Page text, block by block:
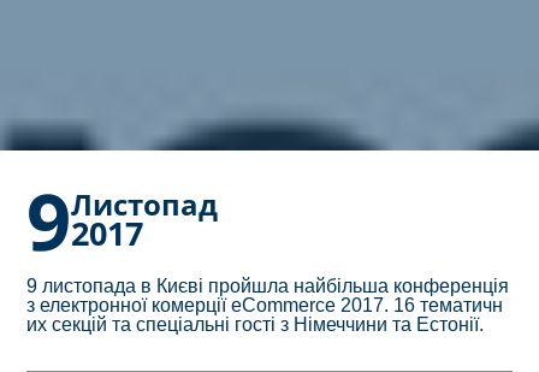
9Листопад
2017
9 листопада в Києві пройшла найбільша конференція
з електронної комерції eCommerce 2017. 16 тематичн
их секцій та спеціальні гості з Німеччини та Естонії.